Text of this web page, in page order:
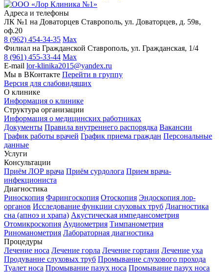
Адреса и телефоны
ЛК №1 на Доваторцев Ставрополь, ул. Доваторцев, д. 59в,
оф.20
8 (962) 454-34-35 Max
Филиал на Гражданской Ставрополь, ул. Гражданская, 1/4
8 (961) 455-33-44 Max
E-mail lor-klinika2015@yandex.ru
Мы в ВКонтакте Перейти в группу
Версия для слабовидящих
О клинике
Информация о клинике
Структура организации
Информация о медицинских работниках
Документы Правила внутреннего распорядка Вакансии
График работы врачей График приема граждан Персональные
данные
Услуги
Консультации
Приём ЛОР врача Приём сурдолога Прием врача-
инфекциониста
Диагностика
Риноскопия Фарингоскопия Отоскопия Эндоскопия лор-
органов Исследование функции слуховых труб Диагностика
сна (апноэ и храпа) Акустическая импедансометрия
Отомикроскопия Аудиометрия Тимпанометрия
Риноманометрия Лабораторная диагностика
Процедуры
Лечение носа Лечение горла Лечение гортани Лечение уха
Продувание слуховых труб Промывание слухового прохода
Туалет носа Промывание пазух носа Промывание пазух носа